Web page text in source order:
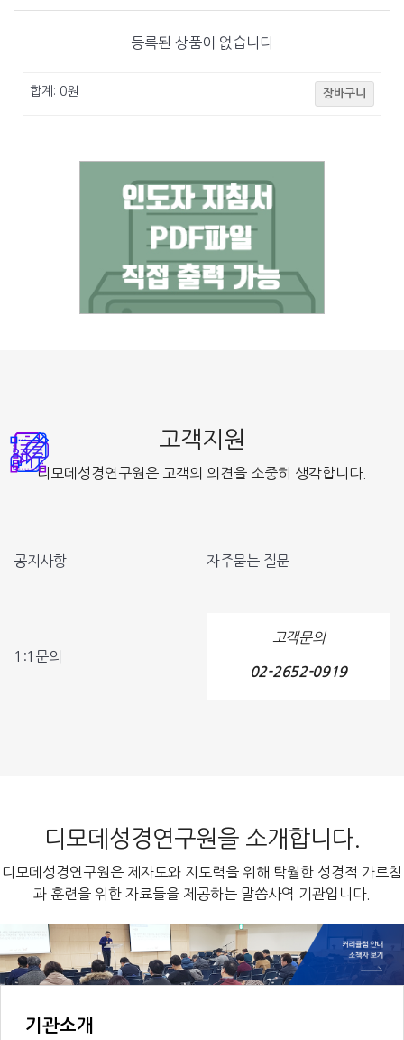
등록된 상품이 없습니다
합계: 0원 장바구니
고객지원
디모데성경연구원은 고객의 의견을 소중히 생각합니다.
공지사항 자주묻는 질문
1:1문의
고객문의
02-2652-0919
디모데성경연구원을 소개합니다.
디모데성경연구원은 제자도와 지도력을 위해 탁월한 성경적 가르침
과 훈련을 위한 자료들을 제공하는 말씀사역 기관입니다.
기관소개